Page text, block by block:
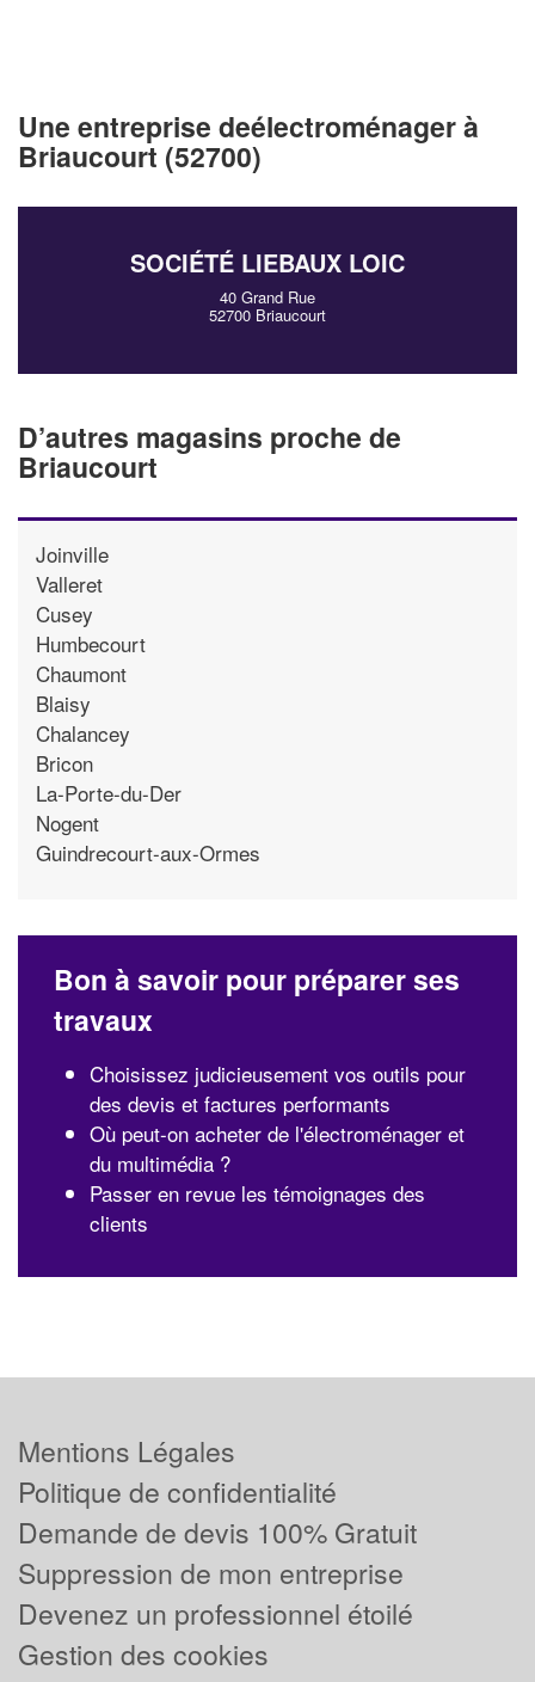
Une entreprise deélectroménager à
Briaucourt (52700)
SOCIÉTÉ LIEBAUX LOIC
40 Grand Rue
52700 Briaucourt
D’autres magasins proche de
Briaucourt
Joinville
Valleret
Cusey
Humbecourt
Chaumont
Blaisy
Chalancey
Bricon
La-Porte-du-Der
Nogent
Guindrecourt-aux-Ormes
Bon à savoir pour préparer ses
travaux
Choisissez judicieusement vos outils pour
des devis et factures performants
Où peut-on acheter de l'électroménager et
du multimédia ?
Passer en revue les témoignages des
clients
Mentions Légales
Politique de confidentialité
Demande de devis 100% Gratuit
Suppression de mon entreprise
Devenez un professionnel étoilé
Gestion des cookies